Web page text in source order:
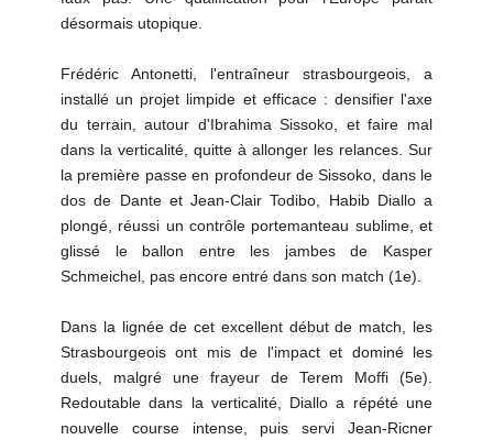
désormais utopique.
Frédéric Antonetti, l'entraîneur strasbourgeois, a
installé un projet limpide et efficace : densifier l'axe
du terrain, autour d'Ibrahima Sissoko, et faire mal
dans la verticalité, quitte à allonger les relances. Sur
la première passe en profondeur de Sissoko, dans le
dos de Dante et Jean-Clair Todibo, Habib Diallo a
plongé, réussi un contrôle portemanteau sublime, et
glissé le ballon entre les jambes de Kasper
Schmeichel, pas encore entré dans son match (1e).
Dans la lignée de cet excellent début de match, les
Strasbourgeois ont mis de l'impact et dominé les
duels, malgré une frayeur de Terem Moffi (5e).
Redoutable dans la verticalité, Diallo a répété une
nouvelle course intense, puis servi Jean-Ricner